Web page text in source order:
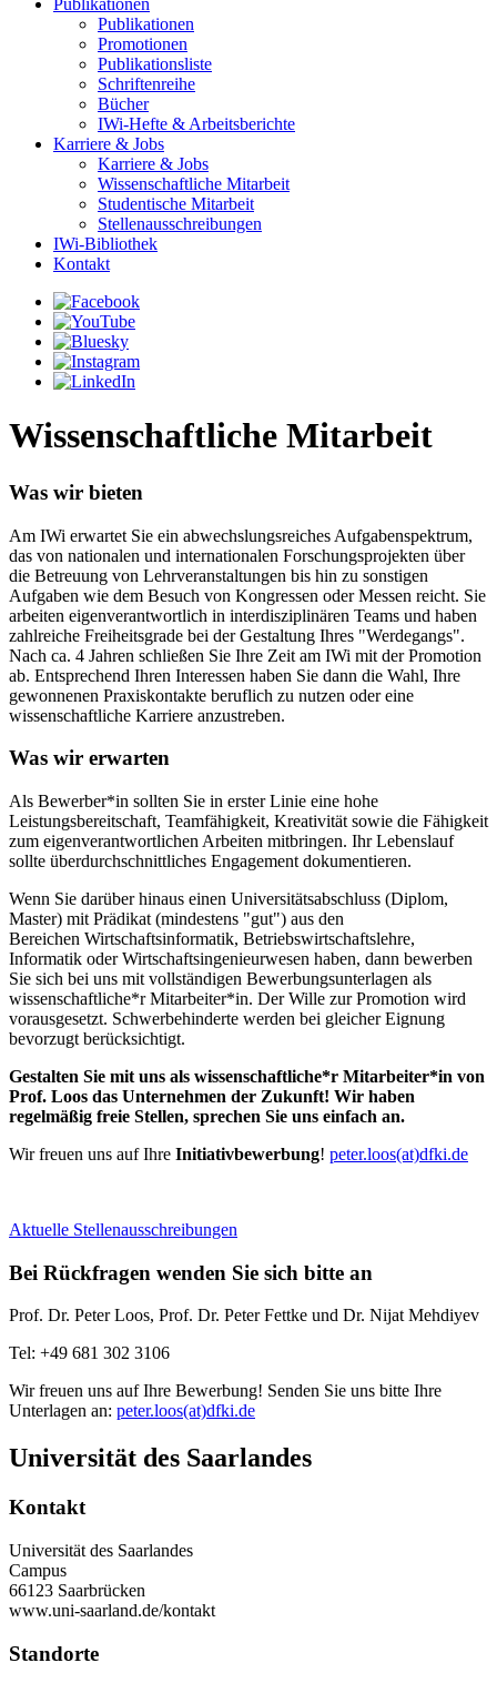
Publikationen
Publikationen
Promotionen
Publikationsliste
Schriftenreihe
Bücher
IWi-Hefte & Arbeitsberichte
Karriere & Jobs
Karriere & Jobs
Wissenschaftliche Mitarbeit
Studentische Mitarbeit
Stellenausschreibungen
IWi-Bibliothek
Kontakt
Wissenschaftliche Mitarbeit
Was wir bieten
Am IWi erwartet Sie ein abwechslungsreiches Aufgabenspektrum,
das von nationalen und internationalen Forschungsprojekten über
die Betreuung von Lehrveranstaltungen bis hin zu sonstigen
Aufgaben wie dem Besuch von Kongressen oder Messen reicht. Sie
arbeiten eigenverantwortlich in interdisziplinären Teams und haben
zahlreiche Freiheitsgrade bei der Gestaltung Ihres "Werdegangs".
Nach ca. 4 Jahren schließen Sie Ihre Zeit am IWi mit der Promotion
ab. Entsprechend Ihren Interessen haben Sie dann die Wahl, Ihre
gewonnenen Praxiskontakte beruflich zu nutzen oder eine
wissenschaftliche Karriere anzustreben.
Was wir erwarten
Als Bewerber*in sollten Sie in erster Linie eine hohe
Leistungsbereitschaft, Teamfähigkeit, Kreativität sowie die Fähigkeit
zum eigenverantwortlichen Arbeiten mitbringen. Ihr Lebenslauf
sollte überdurchschnittliches Engagement dokumentieren.
Wenn Sie darüber hinaus einen Universitätsabschluss (Diplom,
Master) mit Prädikat (mindestens "gut") aus den
Bereichen Wirtschaftsinformatik, Betriebswirtschaftslehre,
Informatik oder Wirtschaftsingenieurwesen haben, dann bewerben
Sie sich bei uns mit vollständigen Bewerbungsunterlagen als
wissenschaftliche*r Mitarbeiter*in. Der Wille zur Promotion wird
vorausgesetzt. Schwerbehinderte werden bei gleicher Eignung
bevorzugt berücksichtigt.
Gestalten Sie mit uns als wissenschaftliche*r Mitarbeiter*in von
Prof. Loos das Unternehmen der Zukunft! Wir haben
regelmäßig freie Stellen, sprechen Sie uns einfach an.
Wir freuen uns auf Ihre Initiativbewerbung! peter.loos(at)dfki.de
Aktuelle Stellenausschreibungen
Bei Rückfragen wenden Sie sich bitte an
Prof. Dr. Peter Loos, Prof. Dr. Peter Fettke und Dr. Nijat Mehdiyev
Tel: +49 681 302 3106
Wir freuen uns auf Ihre Bewerbung! Senden Sie uns bitte Ihre
Unterlagen an: peter.loos(at)dfki.de
Universität des Saarlandes
Kontakt
Universität des Saarlandes
Campus
66123 Saarbrücken
www.uni-saarland.de/kontakt
Standorte